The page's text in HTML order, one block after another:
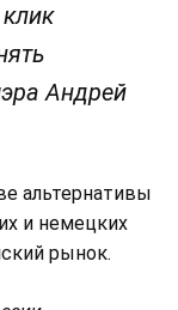
Андрей
альтернативы
и немецких
рынок.